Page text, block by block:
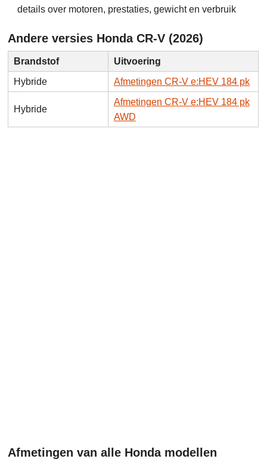
details over motoren, prestaties, gewicht en verbruik
Andere versies Honda CR-V (2026)
Brandstof
Uitvoering
Hybride
Afmetingen CR-V e:HEV 184 pk
Hybride
Afmetingen CR-V e:HEV 184 pk
AWD
Afmetingen van alle Honda modellen